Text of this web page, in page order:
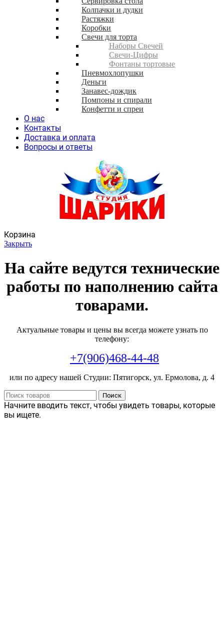
Колпачки и дудки
Растяжки
Коробки
Свечи для торта
Наборы Свечей
Свечи-Цифры
Фонтаны тортовые
Пневмохлопушки
Деньги
Занавес-дождик
Помпоны и спирали
Конфетти и спреи
О нас
Контакты
Доставка и оплата
Вопросы и ответы
Корзина
Закрыть
На сайте ведутся технические
работы по наполнению сайта
товарами.
Актуальные товары и цены вы всегда можете узнать по
телефону:
+7(906)468-44-48
или по адресу нашей Студии: Пятигорск, ул. Ермолова, д. 4
Поиск
Начните вводить текст, чтобы увидеть товары, которые
вы ищете.